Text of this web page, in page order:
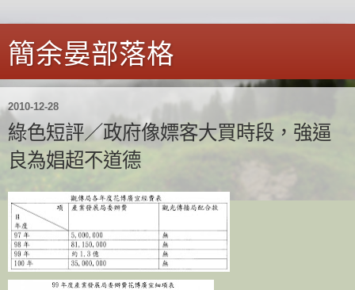
簡余晏部落格
2010-12-28
綠色短評／政府像嫖客大買時段，強逼
良為娼超不道德